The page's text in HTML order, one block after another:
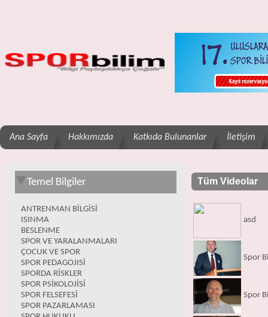
Ana Sayfa Hakkımızda Katkıda Bulunanlar İletişim
Temel Bilgiler
ANTRENMAN BİLGİSİ
ISINMA
BESLENME
SPOR VE YARALANMALARI
ÇOCUK VE SPOR
SPOR PEDAGOJISİ
SPORDA RİSKLER
SPOR PSİKOLOJİSİ
SPOR FELSEFESİ
SPOR PAZARLAMASI
Tüm Videolar
asd
Spor
Spor